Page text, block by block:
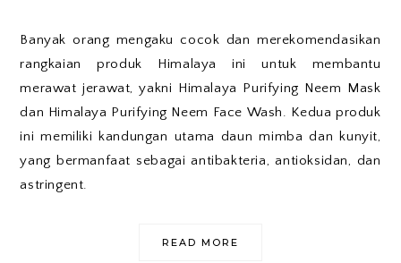
Banyak orang mengaku cocok dan merekomendasikan
rangkaian produk Himalaya ini untuk membantu
merawat jerawat, yakni Himalaya Purifying Neem Mask
dan Himalaya Purifying Neem Face Wash. Kedua produk
ini memiliki kandungan utama daun mimba dan kunyit,
yang bermanfaat sebagai antibakteria, antioksidan, dan
astringent.
READ MORE